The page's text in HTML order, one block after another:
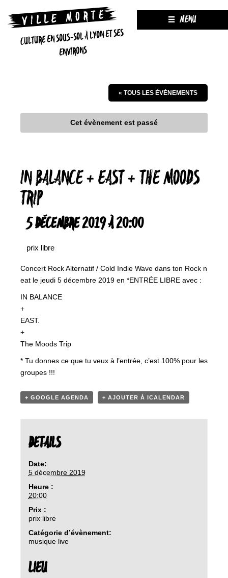
CULTURE EN SOUS-SOL À LYON ET SES
ENVIRONS
MENU
« TOUS LES ÉVÈNEMENTS
Cet évènement est passé
IN BALANCE + EAST + THE MOODS
TRIP
5 DÉCEMBRE 2019 À 20:00
prix libre
Concert Rock Alternatif / Cold Indie Wave dans ton Rock n
eat le jeudi 5 décembre 2019 en *ENTRÉE LIBRE avec :
IN BALANCE
+
EAST.
+
The Moods Trip
* Tu donnes ce que tu veux à l’entrée, c’est 100% pour les
groupes !!!
+ GOOGLE AGENDA + AJOUTER À ICALENDAR
DETAILS
Date:
5 décembre 2019
Heure :
20:00
Prix :
prix libre
Catégorie d’évènement:
musique live
LIEU